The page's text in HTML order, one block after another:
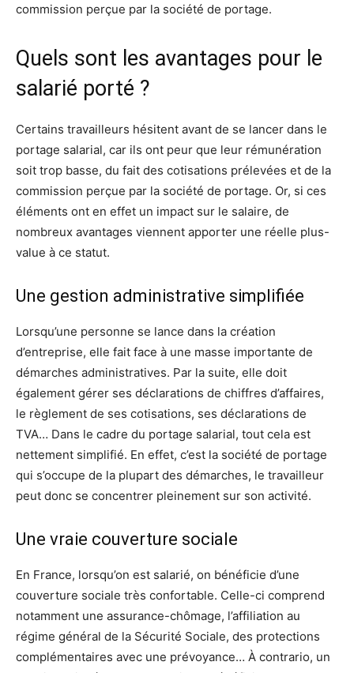
commission perçue par la société de portage.
Quels sont les avantages pour le
salarié porté ?
Certains travailleurs hésitent avant de se lancer dans le
portage salarial, car ils ont peur que leur rémunération
soit trop basse, du fait des cotisations prélevées et de la
commission perçue par la société de portage. Or, si ces
éléments ont en effet un impact sur le salaire, de
nombreux avantages viennent apporter une réelle plus-
value à ce statut.
Une gestion administrative simplifiée
Lorsqu’une personne se lance dans la création
d’entreprise, elle fait face à une masse importante de
démarches administratives. Par la suite, elle doit
également gérer ses déclarations de chiffres d’affaires,
le règlement de ses cotisations, ses déclarations de
TVA… Dans le cadre du portage salarial, tout cela est
nettement simplifié. En effet, c’est la société de portage
qui s’occupe de la plupart des démarches, le travailleur
peut donc se concentrer pleinement sur son activité.
Une vraie couverture sociale
En France, lorsqu’on est salarié, on bénéficie d’une
couverture sociale très confortable. Celle-ci comprend
notamment une assurance-chômage, l’affiliation au
régime général de la Sécurité Sociale, des protections
complémentaires avec une prévoyance… À contrario, un